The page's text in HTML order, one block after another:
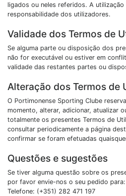
ligados ou neles referidos. A
responsabilidade dos utilizadores.
Validade dos Termos de
Se alguma parte ou disposição dos
não for executável ou estiver em
validade das restantes partes ou
Alteração dos Termos de
O Portimonense Sporting Clube
momento, alterar, adicionar, atualizar
totalmente os presentes Termos de
consultar periodicamente a página
confirmar se foram efetuadas
Questões e sugestões
Se tiver alguma questão sobre os
por favor envie-nos o seu pedido para:
Telefone: (+351) 282 471 197